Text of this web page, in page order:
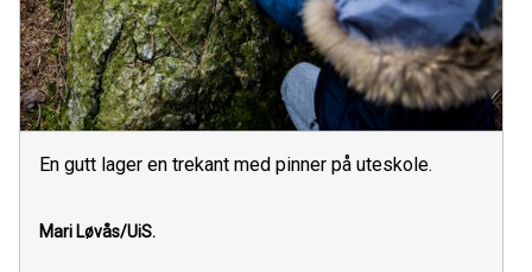
En gutt lager en trekant med pinner på uteskole.
Mari Løvås/UiS.